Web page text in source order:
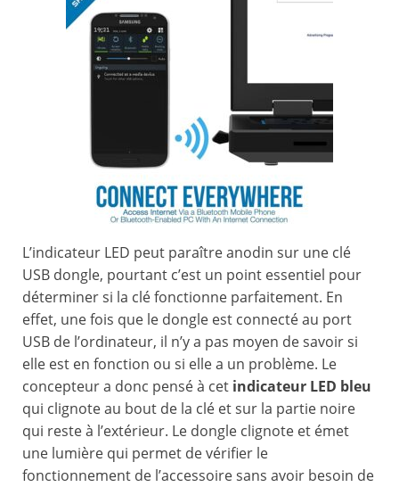
L’indicateur LED peut paraître anodin sur une clé
USB dongle, pourtant c’est un point essentiel pour
déterminer si la clé fonctionne parfaitement. En
effet, une fois que le dongle est connecté au port
USB de l’ordinateur, il n’y a pas moyen de savoir si
elle est en fonction ou si elle a un problème. Le
concepteur a donc pensé à cet indicateur LED bleu
qui clignote au bout de la clé et sur la partie noire
qui reste à l’extérieur. Le dongle clignote et émet
une lumière qui permet de vérifier le
fonctionnement de l’accessoire sans avoir besoin de